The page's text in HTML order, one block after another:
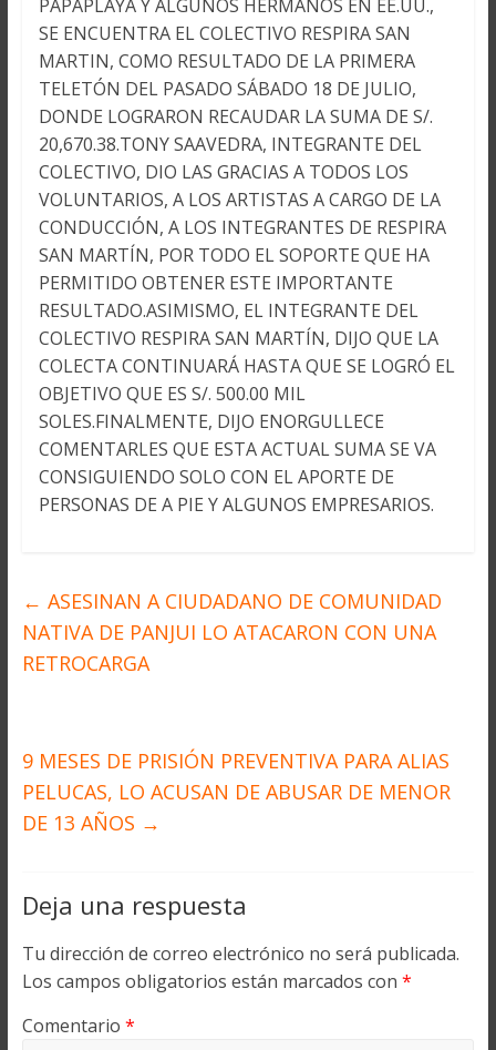
PAPAPLAYA Y ALGUNOS HERMANOS EN EE.UU.,
SE ENCUENTRA EL COLECTIVO RESPIRA SAN
MARTIN, COMO RESULTADO DE LA PRIMERA
TELETÓN DEL PASADO SÁBADO 18 DE JULIO,
DONDE LOGRARON RECAUDAR LA SUMA DE S/.
20,670.38.TONY SAAVEDRA, INTEGRANTE DEL
COLECTIVO, DIO LAS GRACIAS A TODOS LOS
VOLUNTARIOS, A LOS ARTISTAS A CARGO DE LA
CONDUCCIÓN, A LOS INTEGRANTES DE RESPIRA
SAN MARTÍN, POR TODO EL SOPORTE QUE HA
PERMITIDO OBTENER ESTE IMPORTANTE
RESULTADO.ASIMISMO, EL INTEGRANTE DEL
COLECTIVO RESPIRA SAN MARTÍN, DIJO QUE LA
COLECTA CONTINUARÁ HASTA QUE SE LOGRÓ EL
OBJETIVO QUE ES S/. 500.00 MIL
SOLES.FINALMENTE, DIJO ENORGULLECE
COMENTARLES QUE ESTA ACTUAL SUMA SE VA
CONSIGUIENDO SOLO CON EL APORTE DE
PERSONAS DE A PIE Y ALGUNOS EMPRESARIOS.
← ASESINAN A CIUDADANO DE COMUNIDAD
NATIVA DE PANJUI LO ATACARON CON UNA
RETROCARGA
9 MESES DE PRISIÓN PREVENTIVA PARA ALIAS
PELUCAS, LO ACUSAN DE ABUSAR DE MENOR
DE 13 AÑOS →
Deja una respuesta
Tu dirección de correo electrónico no será publicada.
Los campos obligatorios están marcados con *
Comentario *